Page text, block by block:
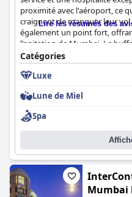
proximité avec l'aéroport, ce
craignent de manquer leur
également un point fort,
l'agitation de Mumbai. Le
sélection impressionnante de
indiens, tandis que le dîner
qualité. Les chambres sont
en matière de propreté est un
personnel est généralement
attentif. La piscine est
nature magnifique et de
le Leela Mumbai est un hôtel
vous recommandons
Mumbai.
Lire les résumés des
Catégories
Luxe
Lune de Miel
Spa
Mumbai